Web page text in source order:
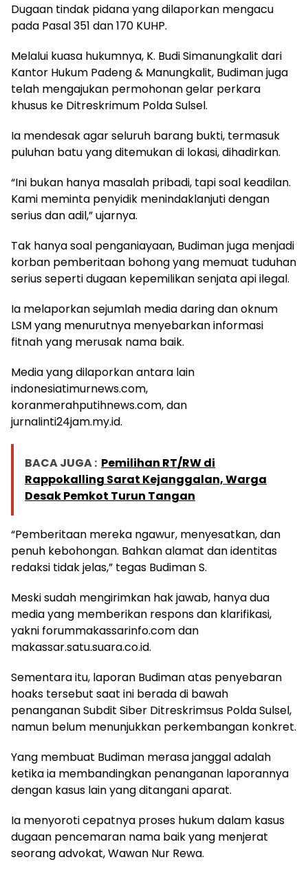
Dugaan tindak pidana yang dilaporkan mengacu
pada Pasal 351 dan 170 KUHP.
Melalui kuasa hukumnya, K. Budi Simanungkalit dari
Kantor Hukum Padeng & Manungkalit, Budiman juga
telah mengajukan permohonan gelar perkara
khusus ke Ditreskrimum Polda Sulsel.
Ia mendesak agar seluruh barang bukti, termasuk
puluhan batu yang ditemukan di lokasi, dihadirkan.
“Ini bukan hanya masalah pribadi, tapi soal keadilan.
Kami meminta penyidik menindaklanjuti dengan
serius dan adil,” ujarnya.
Tak hanya soal penganiayaan, Budiman juga menjadi
korban pemberitaan bohong yang memuat tuduhan
serius seperti dugaan kepemilikan senjata api ilegal.
Ia melaporkan sejumlah media daring dan oknum
LSM yang menurutnya menyebarkan informasi
fitnah yang merusak nama baik.
Media yang dilaporkan antara lain
indonesiatimurnews.com,
koranmerahputihnews.com, dan
jurnalinti24jam.my.id.
BACA JUGA : Pemilihan RT/RW di
Rappokalling Sarat Kejanggalan, Warga
Desak Pemkot Turun Tangan
“Pemberitaan mereka ngawur, menyesatkan, dan
penuh kebohongan. Bahkan alamat dan identitas
redaksi tidak jelas,” tegas Budiman S.
Meski sudah mengirimkan hak jawab, hanya dua
media yang memberikan respons dan klarifikasi,
yakni forummakassarinfo.com dan
makassar.satu.suara.co.id.
Sementara itu, laporan Budiman atas penyebaran
hoaks tersebut saat ini berada di bawah
penanganan Subdit Siber Ditreskrimsus Polda Sulsel,
namun belum menunjukkan perkembangan konkret.
Yang membuat Budiman merasa janggal adalah
ketika ia membandingkan penanganan laporannya
dengan kasus lain yang ditangani aparat.
Ia menyoroti cepatnya proses hukum dalam kasus
dugaan pencemaran nama baik yang menjerat
seorang advokat, Wawan Nur Rewa.